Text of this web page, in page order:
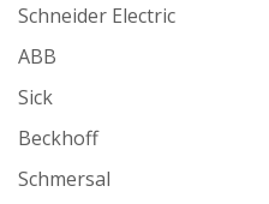
Schneider Electric
ABB
Sick
Beckhoff
Schmersal